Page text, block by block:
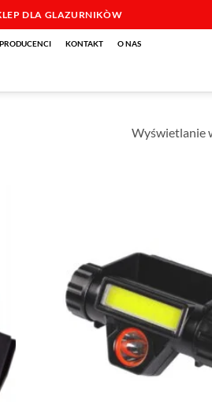
DLA GLAZURNIKÒW
PRODUCENCI KONTAKT O NAS
Wyświetlanie